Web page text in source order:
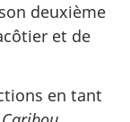
deuxième
et de
en tant